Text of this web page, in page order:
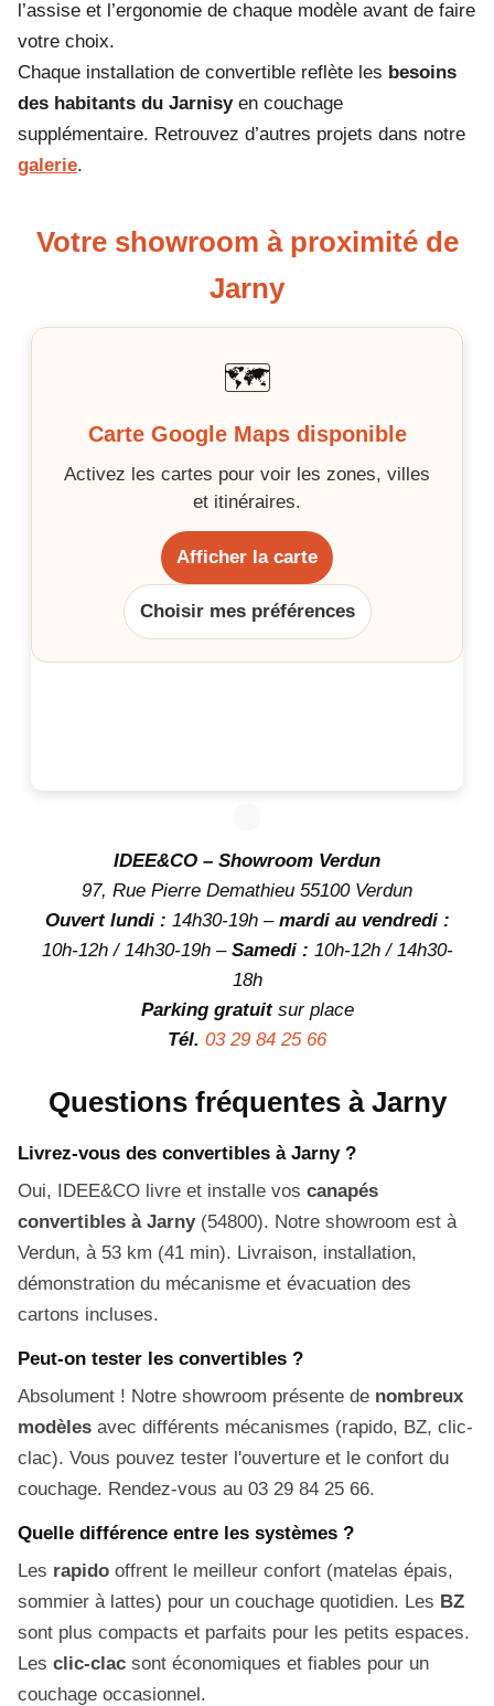
l’assise et l’ergonomie de chaque modèle avant de faire
votre choix.
Chaque installation de convertible reflète les besoins
des habitants du Jarnisyen couchage
supplémentaire. Retrouvez d’autres projets dans notre
galerie.
Votre showroom à proximité de
Jarny
🗺️
Carte Google Maps disponible
Activez les cartes pour voir les zones, villes
et itinéraires.
Afficher la carte
Choisir mes préférences
IDEE&CO – Showroom Verdun
97, Rue Pierre Demathieu 55100 Verdun
Ouvert lundi : 14h30-19h – mardi au vendredi :
10h-12h / 14h30-19h – Samedi : 10h-12h / 14h30-
18h
Parking gratuitsur place
Tél. 03 29 84 25 66
Questions fréquentes à Jarny
Livrez-vous des convertibles à Jarny ?
Oui, IDEE&CO livre et installe vos canapés
convertibles à Jarny(54800). Notre showroom est à
Verdun, à 53 km (41 min). Livraison, installation,
démonstration du mécanisme et évacuation des
cartons incluses.
Peut-on tester les convertibles ?
Absolument ! Notre showroom présente de nombreux
modèles avec différents mécanismes (rapido, BZ, clic-
clac). Vous pouvez tester l'ouverture et le confort du
couchage. Rendez-vous au 03 29 84 25 66.
Quelle différence entre les systèmes ?
Les rapido offrent le meilleur confort (matelas épais,
sommier à lattes) pour un couchage quotidien. Les BZ
sont plus compacts et parfaits pour les petits espaces.
Les clic-clac sont économiques et fiables pour un
couchage occasionnel.